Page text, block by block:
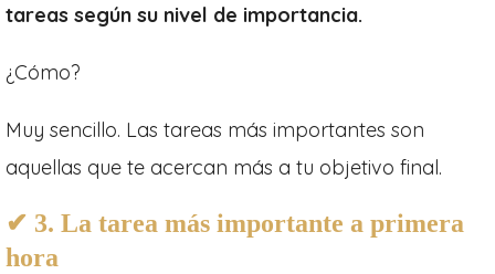
tareas según su nivel de importancia.
¿Cómo?
Muy sencillo. Las tareas más importantes son
aquellas que te acercan más a tu objetivo final.
✔ 3. La tarea más importante a primera
hora